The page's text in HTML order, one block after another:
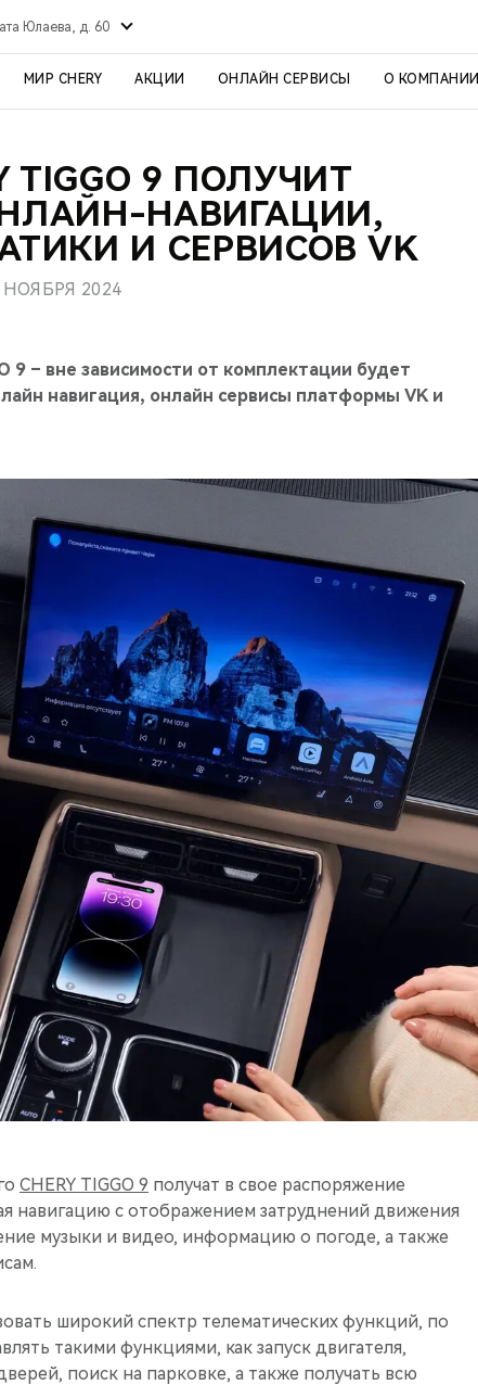
Юлаева, д. 60
МИР CHERY АКЦИИ ОНЛАЙН СЕРВИСЫ О КОМПАНИИ
TIGGO 9 ПОЛУЧИТ
НАВИГАЦИИ,
И СЕРВИСОВ VK
НОЯБРЯ 2024
9 – вне зависимости от комплектации будет
навигация, онлайн сервисы платформы VK и
CHERY TIGGO 9 получат в свое распоряжение
навигацию с отображением затруднений движения
музыки и видео, информацию о погоде, а также
широкий спектр телематических функций, по
такими функциями, как запуск двигателя,
поиск на парковке, а также получать всю